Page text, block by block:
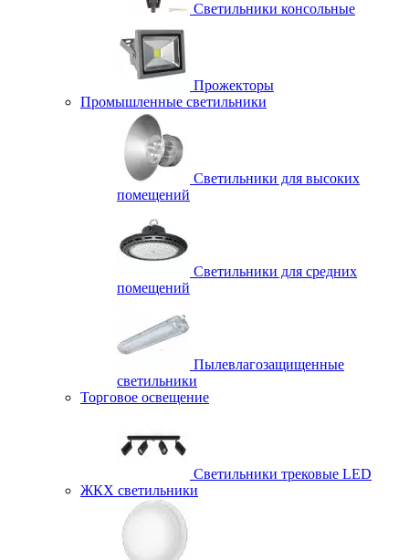
Светильники консольные
Прожекторы
Промышленные светильники
Светильники для высоких
помещений
Светильники для средних
помещений
Пылевлагозащищенные
светильники
Торговое освещение
Светильники трековые LED
ЖКХ светильники